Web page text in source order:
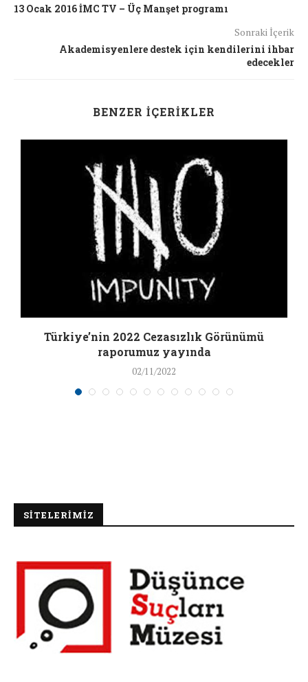
13 Ocak 2016 İMC TV – Üç Manşet programı
Sonraki İçerik
Akademisyenlere destek için kendilerini ihbar
edecekler
BENZER İÇERIKLER
Türkiye’nin 2022 Cezasızlık Görünümü
raporumuz yayında
02/11/2022
SİTELERİMİZ